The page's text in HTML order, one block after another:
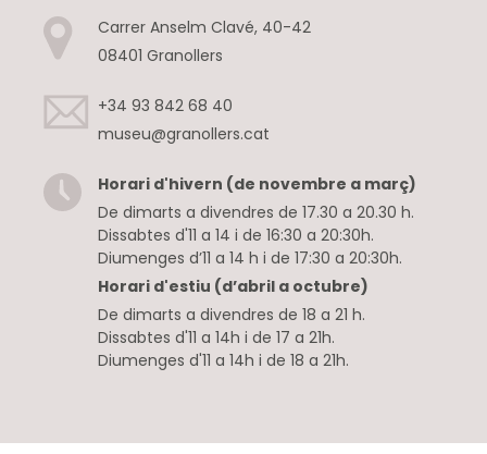
Carrer Anselm Clavé, 40-42
08401 Granollers
+34 93 842 68 40
museu@granollers.cat
Horari d'hivern (de novembre a març)
De dimarts a divendres de 17.30 a 20.30 h.
Dissabtes d'11 a 14 i de 16:30 a 20:30h.
Diumenges d’11 a 14 h i de 17:30 a 20:30h.
Horari d'estiu (d’abril a octubre)
De dimarts a divendres de 18 a 21 h.
Dissabtes d'11 a 14h i de 17 a 21h.
Diumenges d'11 a 14h i de 18 a 21h.